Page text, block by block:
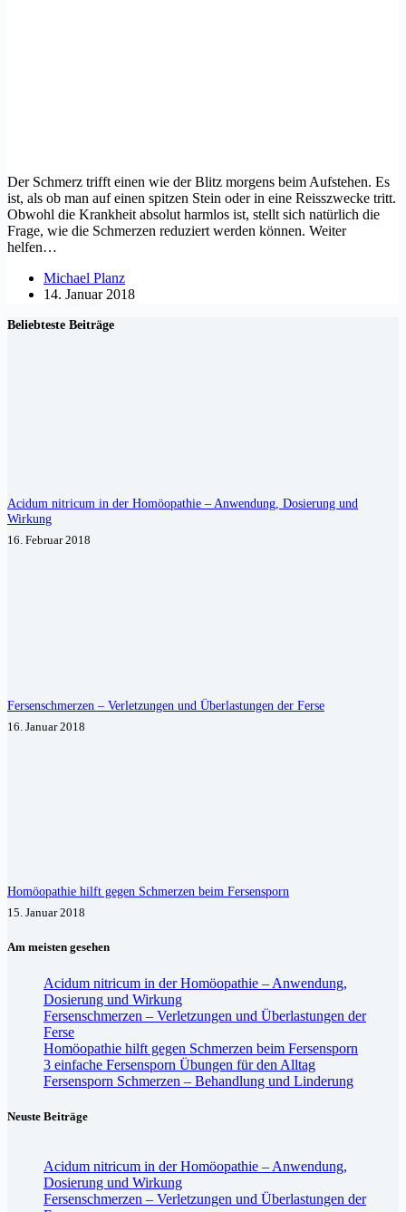
Der Schmerz trifft einen wie der Blitz morgens beim Aufstehen. Es
ist, als ob man auf einen spitzen Stein oder in eine Reisszwecke tritt.
Obwohl die Krankheit absolut harmlos ist, stellt sich natürlich die
Frage, wie die Schmerzen reduziert werden können. Weiter
helfen…
Michael Planz
14. Januar 2018
Beliebteste Beiträge
Acidum nitricum in der Homöopathie – Anwendung, Dosierung und
Wirkung
16. Februar 2018
Fersenschmerzen – Verletzungen und Überlastungen der Ferse
16. Januar 2018
Homöopathie hilft gegen Schmerzen beim Fersensporn
15. Januar 2018
Am meisten gesehen
Acidum nitricum in der Homöopathie – Anwendung,
Dosierung und Wirkung
Fersenschmerzen – Verletzungen und Überlastungen der
Ferse
Homöopathie hilft gegen Schmerzen beim Fersensporn
3 einfache Fersensporn Übungen für den Alltag
Fersensporn Schmerzen – Behandlung und Linderung
Neuste Beiträge
Acidum nitricum in der Homöopathie – Anwendung,
Dosierung und Wirkung
Fersenschmerzen – Verletzungen und Überlastungen der